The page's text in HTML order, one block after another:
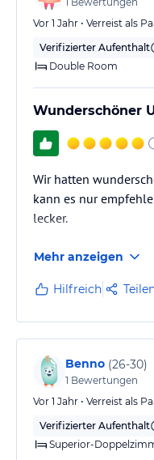
Vor 1 Jahr • Verreist als
Verifizierter Aufenthalt
Double Room
Wunderschöner
Wir hatten
kann es nur
lecker.
Mehr anzeigen
Hilfreich
Benno (26-30)
1 Bewertungen
Vor 1 Jahr • Verreist als
Verifizierter Aufenthalt
Superior-